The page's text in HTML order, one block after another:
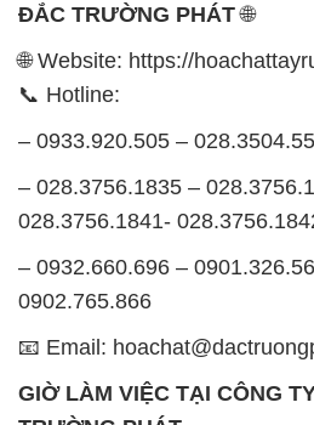
ĐẮC TRƯỜNG PHÁT🌐
🌐 Website: https://
📞 Hotline:
– 0933.920.505 –
– 028.3756.1835 –
028.3756.1841-
– 0932.660.696 –
0902.765.866
📧 Email:
GIỜ LÀM VIỆC TẠI CÔNG